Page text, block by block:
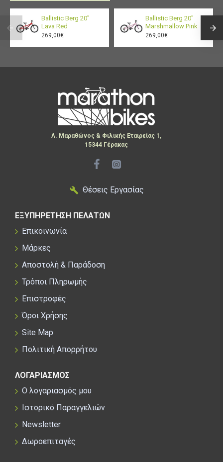
✔ Φρένα: Promax Aluminium V-brake
✔ Ταχύτητες: Shimano ST-EF41 3x7sp, γρήγορη
αλλαγή
✔ Οπίσθιος εκτροχιαστής: Microshift RD-M21L 7sp
Αποκτήστε το Ballistic Hermes 26″ και ζήστε την
απόλυτη εμπειρία ποδηλασίας σε κάθε off-road και
αστική διαδρομή!
Ballistic Berg 20"
Lava Red
269,00€
Ballistic Berg 20"
Marshmallow Pink
269,00€
Λ. Μαραθώνος & Φιλικής Εταιρείας 1,
15344 Γέρακας
Θέσεις Εργασίας
ΕΞΥΠΗΡΕΤΗΣΗ ΠΕΛΑΤΩΝ
Επικοινωνία
Μάρκες
Αποστολή & Παράδοση
Τρόποι Πληρωμής
Επιστροφές
Όροι Χρήσης
Site Map
Πολιτική Απορρήτου
ΛΟΓΑΡΙΑΣΜΟΣ
Ο λογαριασμός μου
Ιστορικό Παραγγελιών
Newsletter
Δωροεπιταγές